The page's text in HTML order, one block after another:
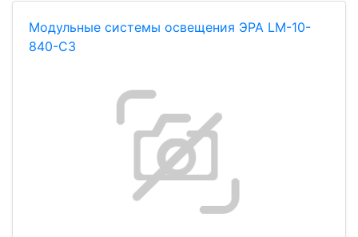
Модульные системы освещения ЭРА LМ-10-
840-С3